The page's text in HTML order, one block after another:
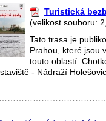
Turistická
(velikost souboru:
Tato trasa je
Prahou, které jsou
touto oblastí:
- Nádraží